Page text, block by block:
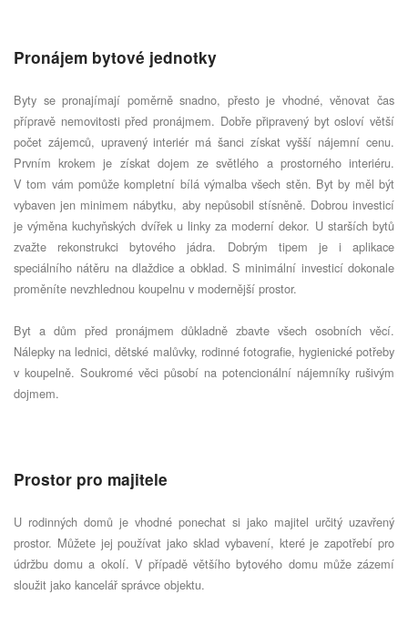
Pronájem bytové jednotky
Byty se pronajímají poměrně snadno, přesto je vhodné, věnovat čas
přípravě nemovitosti před pronájmem. Dobře připravený byt osloví větší
počet zájemců, upravený interiér má šanci získat vyšší nájemní cenu.
Prvním krokem je získat dojem ze světlého a prostorného interiéru.
V tom vám pomůže kompletní bílá výmalba všech stěn. Byt by měl být
vybaven jen minimem nábytku, aby nepůsobil stísněně. Dobrou investicí
je výměna kuchyňských dvířek u linky za moderní dekor. U starších bytů
zvažte rekonstrukci bytového jádra. Dobrým tipem je i aplikace
speciálního nátěru na dlaždice a obklad. S minimální investicí dokonale
proměníte nevzhlednou koupelnu v modernější prostor.
Byt a dům před pronájmem důkladně zbavte všech osobních věcí.
Nálepky na lednici, dětské malůvky, rodinné fotografie, hygienické potřeby
v koupelně. Soukromé věci působí na potencionální nájemníky rušivým
dojmem.
Prostor pro majitele
U rodinných domů je vhodné ponechat si jako majitel určitý uzavřený
prostor. Můžete jej používat jako sklad vybavení, které je zapotřebí pro
údržbu domu a okolí. V případě většího bytového domu může zázemí
sloužit jako kancelář správce objektu.